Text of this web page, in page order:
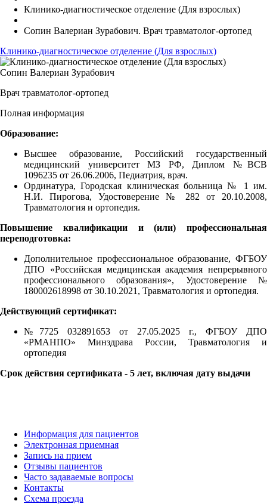
Клинико-диагностическое отделение (Для взрослых)
Сопин Валериан Зурабович. Врач травматолог-ортопед
Клинико-диагностическое отделение (Для взрослых)
Сопин Валериан Зурабович
Врач травматолог-ортопед
Полная информация
Образование:
Высшее образование, Российский государственный
медицинский университет МЗ РФ, Диплом №ВСВ
1096235 от 26.06.2006, Педиатрия, врач.
Ординатура, Городская клиническая больница № 1 им.
Н.И. Пирогова, Удостоверение № 282 от 20.10.2008,
Травматология и ортопедия.
Повышение квалификации и (или) профессиональная
переподготовка:
Дополнительное профессиональное образование, ФГБОУ
ДПО «Российская медицинская академия непрерывного
профессионального образования», Удостоверение №
180002618998 от 30.10.2021, Травматология и ортопедия.
Действующий сертификат:
№7725 032891653 от 27.05.2025 г., ФГБОУ ДПО
«РМАНПО» Минздрава России, Травматология и
ортопедия
Срок действия сертификата - 5 лет, включая дату выдачи
Информация для пациентов
Электронная приемная
Запись на прием
Отзывы пациентов
Часто задаваемые вопросы
Контакты
Схема проезда